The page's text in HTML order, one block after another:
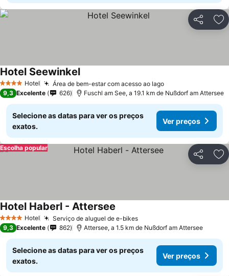
Partilhar
4 EstrelasHotel Área de bem-estar com acesso ao lago
Hotel Seewinkel
9,3 Excelente 626 Fuschl am See, a 19.1 km de Nußdorf am Attersee
Selecione as datas para ver os preços
exatos.
Ver preços
Partilhar
Escolha popular
4 EstrelasHotel Serviço de aluguel de e-bikes
Hotel Haberl - Attersee
9,3 Excelente 862 Attersee, a 1.5 km de Nußdorf am Attersee
Selecione as datas para ver os preços
exatos.
Ver preços